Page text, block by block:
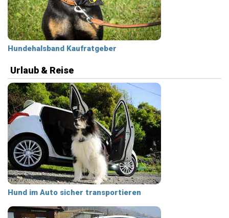
Hundehalsband Kaufratgeber
Urlaub & Reise
Hund im Auto sicher transportieren